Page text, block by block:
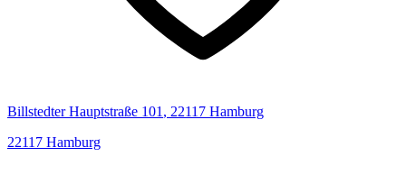
Billstedter Hauptstraße 101 , 22117 Hamburg
22117 Hamburg